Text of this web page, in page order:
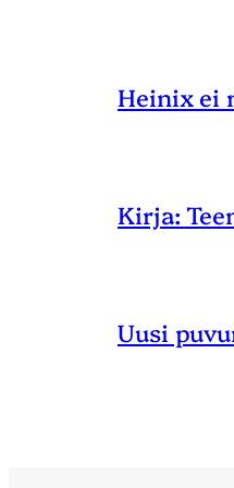
Heinix ei
Kirja:
Uusi